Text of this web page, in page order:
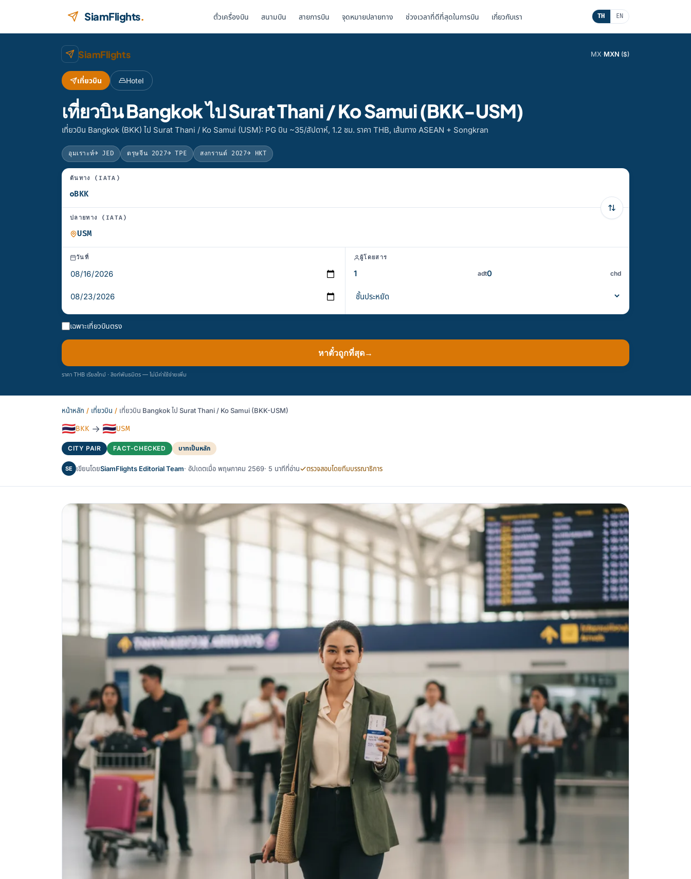
SiamFlights. ตั๋วเครื่องบิน สนามบิน สายการบิน จุดหมายปลายทาง ช่วงเวลาที่ดีที่สุดในการบิน เกี่ยวกับเรา TH EN
SiamFlights MX·MXN ($)
เที่ยวบิน Hotel
เที่ยวบิน Bangkok ไป Surat Thani / Ko Samui (BKK-USM)
เที่ยวบิน Bangkok (BKK) ไป Surat Thani / Ko Samui (USM): PG บิน ~35/สัปดาห์, 1.2 ชม. ราคา THB, เส้นทาง ASEAN + Songkran
อุมเราะห์→ JED ตรุษจีน 2027→ TPE สงกรานต์ 2027→ HKT
ต้นทาง (IATA)
ปลายทาง (IATA)
วันที่ ผู้โดยสาร
adt chd
เฉพาะเที่ยวบินตรง
หาตั๋วถูกที่สุด→
ราคา THB เรียลไทม์ · ลิงก์พันธมิตร — ไม่มีค่าใช้จ่ายเพิ่ม
หน้าหลัก / เที่ยวบิน / เที่ยวบิน Bangkok ไป Surat Thani / Ko Samui (BKK-USM)
🇹🇭BKK → 🇹🇭USM
CITY PAIR FACT-CHECKED บาทเป็นหลัก
SE เขียนโดยSiamFlights Editorial Team· อัปเดตเมื่อ พฤษภาคม 2569· 5 นาทีที่อ่าน ตรวจสอบโดยทีมบรรณาธิการ